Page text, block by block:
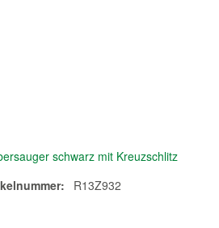
schwarz mit Kreuzschlitz
R13Z932